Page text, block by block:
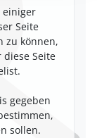
einiger
Seite
zu können,
Seite
gegeben
sollen.